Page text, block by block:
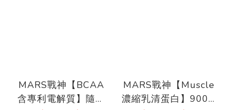
MARS戰神【BCAA
含專利電解質】隨手
MARS戰神【Muscle
濃縮乳清蛋白】900G